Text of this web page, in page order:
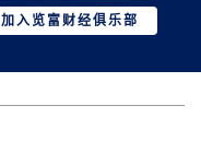
加入览富财经俱乐部